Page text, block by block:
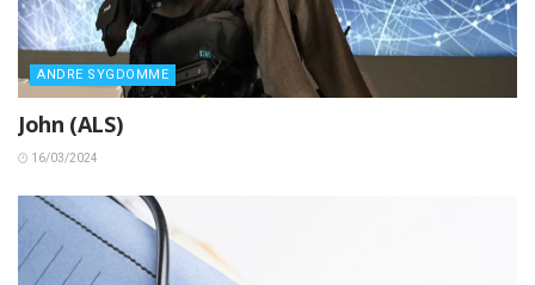
ANDRE SYGDOMME
John (ALS)
16/03/2024